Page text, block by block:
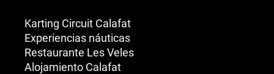
Karting Circuit Calafat
Experiencias náuticas
Restaurante Les Veles
Alojamiento Calafat